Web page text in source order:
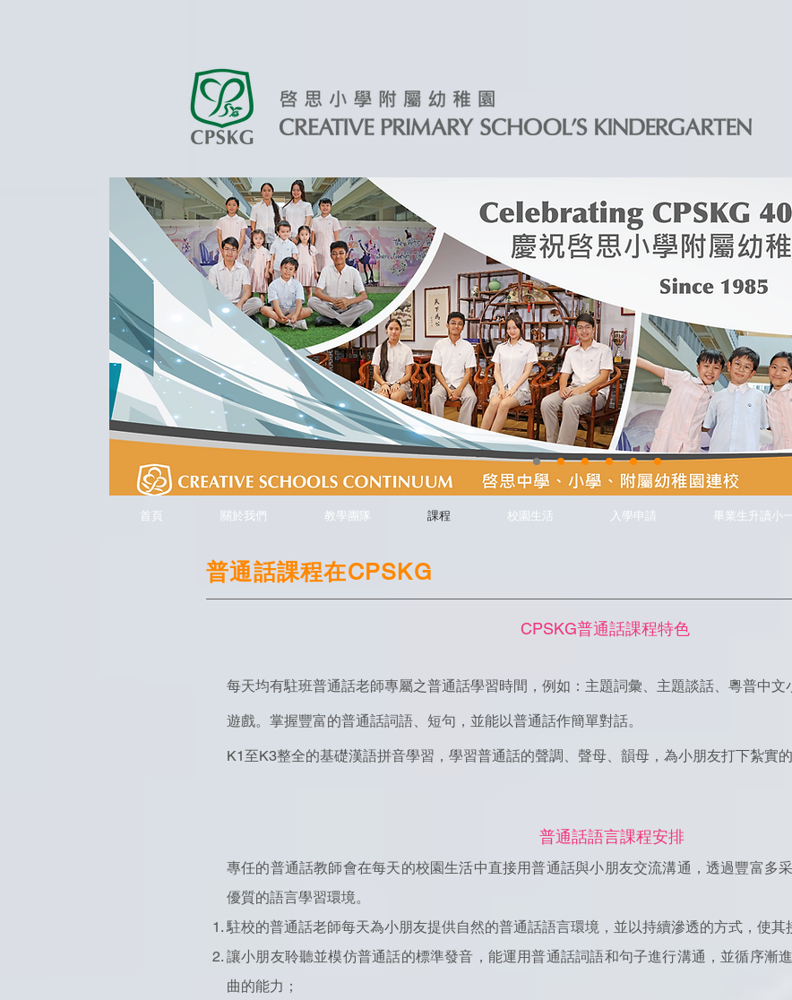
首頁 關於我們 教學團隊 課程 校園生活 入學申請 畢業生升讀小
​普通話課程在CPSKG
CPSKG普通話課程特色
每天均有駐班普通話老師專屬之普通話學習時間，例如：主題詞彙、主題談話、粵普中文
遊戲。 掌握豐富的普通話詞語、短句，並能以普通話作簡單對話。
K1至K3整全的基礎漢語拼音學習， 學習普通話的聲調、聲母、韻母，為小朋友打下紮實的
普通話語言課程安排
專任的普通話教師會在每天的校園生活中直接用普通話與小朋友交流溝通，透過豐富多
優質的語言學習環境。
駐校的普通話老師每天為小朋友提供自然的普通話語言環境，並以持續滲透的方式，使其
讓小朋友聆聽並模仿普通話的標準發音，能運用普通話詞語和句子進行溝通，並循序漸
曲的能力；